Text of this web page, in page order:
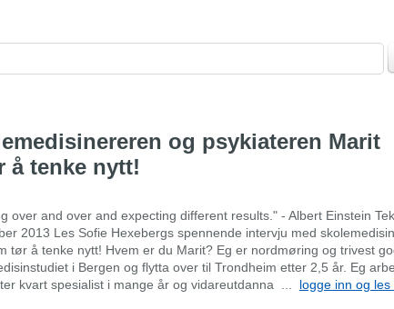
og psykiateren Marit
å tenke nytt!
over and over and expecting different results." - Albert Einstein
2013 Les Sofie Hexebergs spennende intervju med
tør å tenke nytt! Hvem er du Marit? Eg er nordmøring og trivest
i Bergen og flytta over til Trondheim etter 2,5 år. Eg
kvart spesialist i mange år og vidareutdanna ... logge inn og les